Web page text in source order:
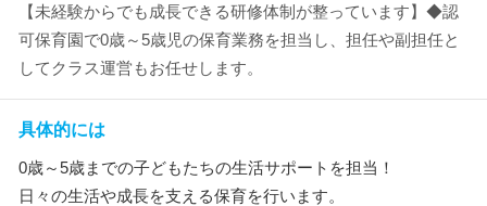
【未経験からでも成長できる研修体制が整っています】◆認
可保育園で0歳～5歳児の保育業務を担当し、担任や副担任と
してクラス運営もお任せします。
具体的には
0歳～5歳までの子どもたちの生活サポートを担当！
日々の生活や成長を支える保育を行います。